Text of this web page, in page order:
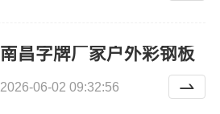
南昌字牌厂家户外彩钢板
2026-06-02 09:32:56